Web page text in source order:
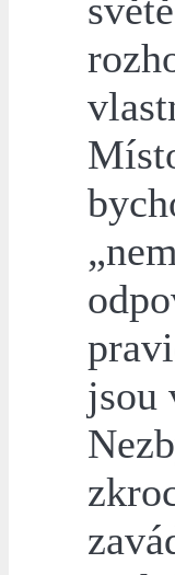
jsou